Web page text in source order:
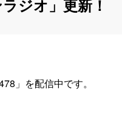
ジオ」更新！
」を配信中です。